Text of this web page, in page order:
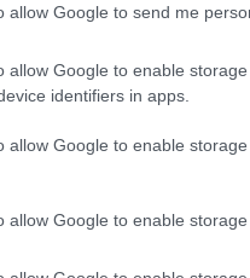
allow Google to send me
allow Google to enable
identifiers in apps.
allow Google to enable
allow Google to enable